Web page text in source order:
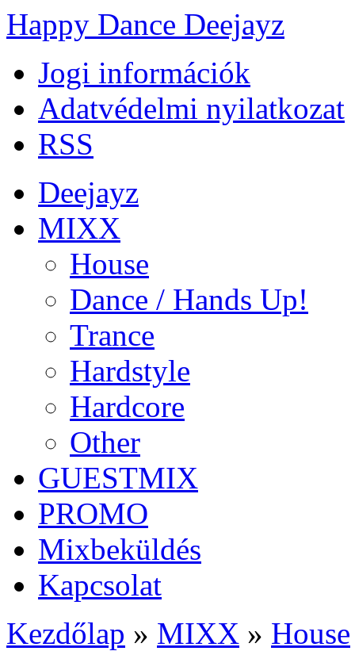
Happy Dance Deejayz
Jogi információk
Adatvédelmi nyilatkozat
RSS
Deejayz
MIXX
House
Dance / Hands Up!
Trance
Hardstyle
Hardcore
Other
GUESTMIX
PROMO
Mixbeküldés
Kapcsolat
Kezdőlap » MIXX » House